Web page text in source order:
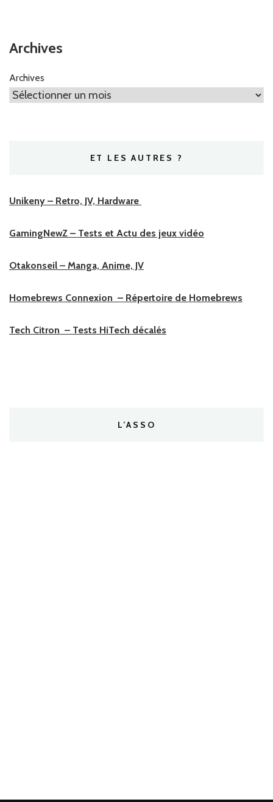
Archives
Archives
ET LES AUTRES ?
Unikeny – Retro, JV, Hardware
GamingNewZ – Tests et Actu des jeux vidéo
Otakonseil – Manga, Anime, JV
Homebrews Connexion – Répertoire de Homebrews
Tech Citron – Tests HiTech décalés
L’ASSO